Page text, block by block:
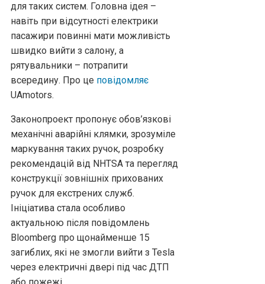
для таких систем. Головна ідея –
навіть при відсутності електрики
пасажири повинні мати можливість
швидко вийти з салону, а
рятувальники – потрапити
всередину. Про це повідомляє
UAmotors.
Законопроект пропонує обов’язкові
механічні аварійні клямки, зрозуміле
маркування таких ручок, розробку
рекомендацій від NHTSA та перегляд
конструкції зовнішніх прихованих
ручок для екстрених служб.
Ініціатива стала особливо
актуальною після повідомлень
Bloomberg про щонайменше 15
загиблих, які не змогли вийти з Tesla
через електричні двері під час ДТП